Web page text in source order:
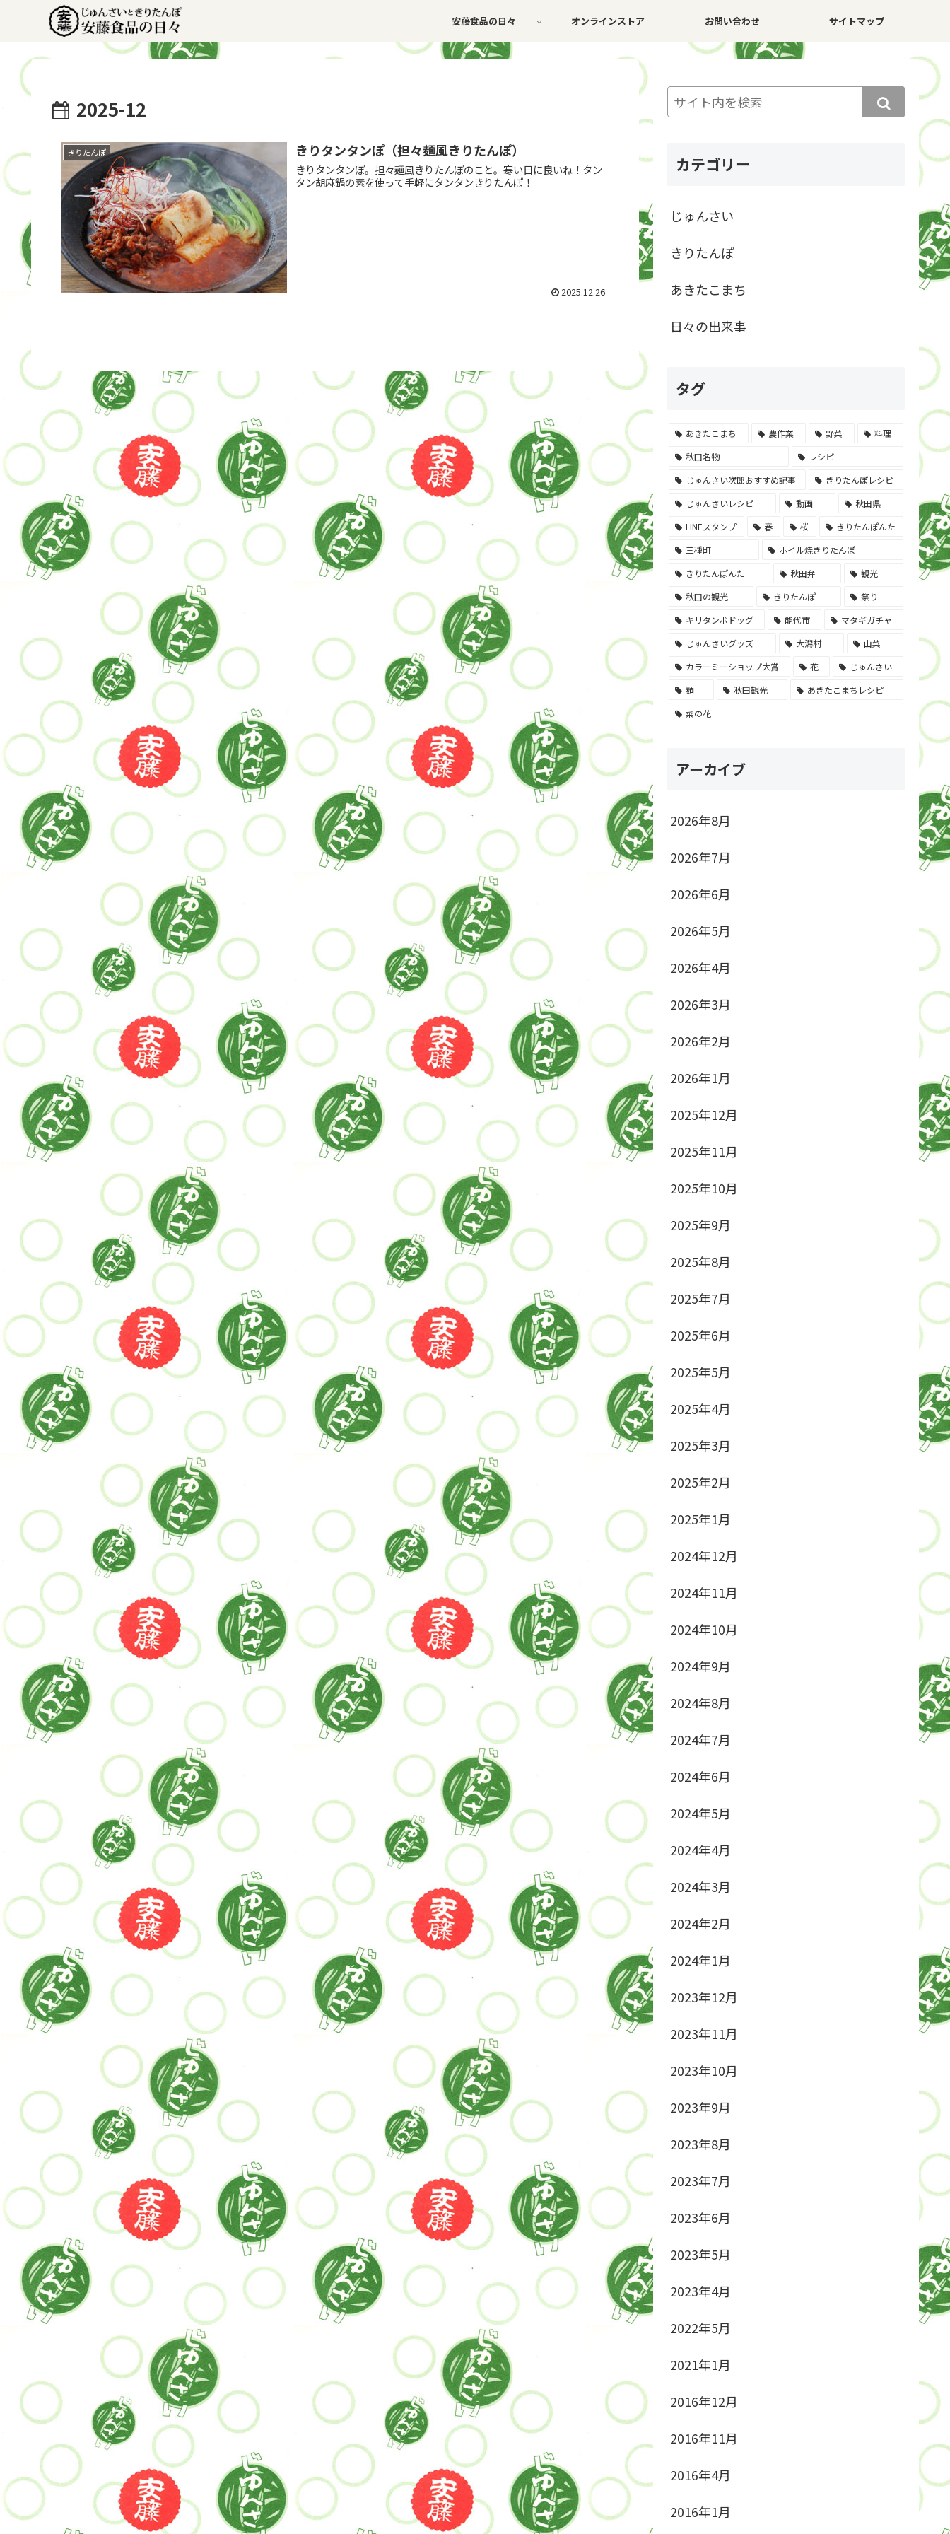
安藤食品の日々 オンラインストア お問い合わせ サイトマップ
2025-12
きりたんぽ きりタンタンぽ（担々麺風きりたんぽ）
きりタンタンぽ。担々麺風きりたんぽのこと。寒い日に良いね！タン
タン胡麻鍋の素を使って手軽にタンタンきりたんぽ！
2025.12.26
カテゴリー
じゅんさい
きりたんぽ
あきたこまち
日々の出来事
タグ
あきたこまち 農作業 野菜
料理
秋田名物
レシピ
じゅんさい次郎おすすめ記事
きりたんぽレシピ
じゅんさいレシピ
動画
秋田県
LINEスタンプ
春 桜
きりたんぽんた
三種町
ホイル焼きりたんぽ
きりたんぽんた
秋田弁
観光
秋田の観光
きりたんぽ
祭り
キリタンポドッグ
能代市
マタギガチャ
じゅんさいグッズ
大潟村
山菜
カラーミーショップ大賞
花
じゅんさい
麺
秋田観光
あきたこまちレシピ
菜の花
アーカイブ
2026年8月
2026年7月
2026年6月
2026年5月
2026年4月
2026年3月
2026年2月
2026年1月
2025年12月
2025年11月
2025年10月
2025年9月
2025年8月
2025年7月
2025年6月
2025年5月
2025年4月
2025年3月
2025年2月
2025年1月
2024年12月
2024年11月
2024年10月
2024年9月
2024年8月
2024年7月
2024年6月
2024年5月
2024年4月
2024年3月
2024年2月
2024年1月
2023年12月
2023年11月
2023年10月
2023年9月
2023年8月
2023年7月
2023年6月
2023年5月
2023年4月
2022年5月
2021年1月
2016年12月
2016年11月
2016年4月
2016年1月